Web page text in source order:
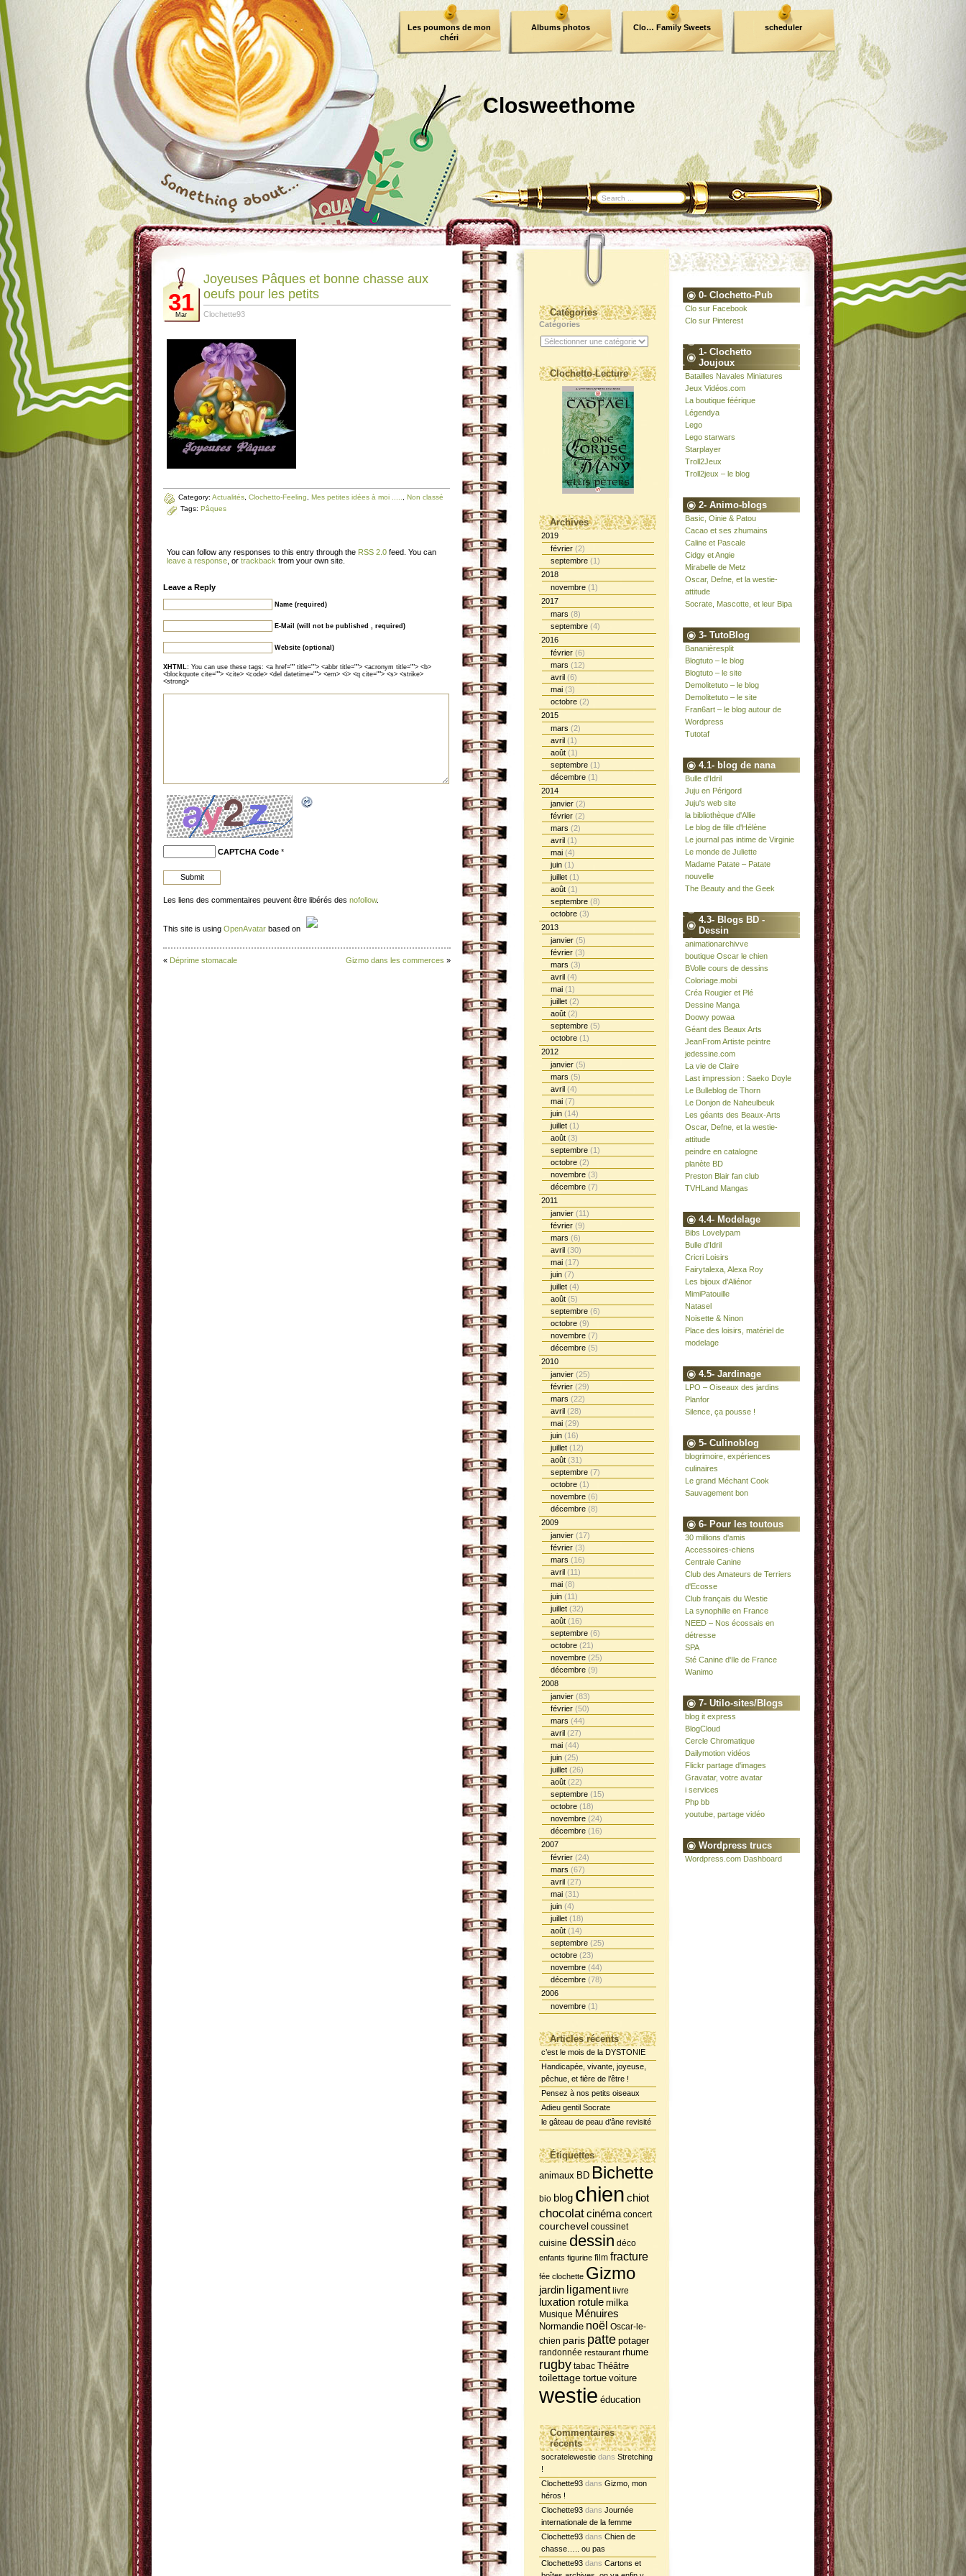
Closweethome
Les poumons de mon
chéri
Albums photos Clo… Family Sweets scheduler
Catégories
Catégories
Clochetto-Lecture
Archives
2019
février (2)
septembre (1)
2018
novembre (1)
2017
mars (8)
septembre (4)
2016
février (6)
mars (12)
avril (6)
mai (3)
octobre (2)
2015
mars (2)
avril (1)
août (1)
septembre (1)
décembre (1)
2014
janvier (2)
février (2)
mars (2)
avril (1)
mai (4)
juin (1)
juillet (1)
août (1)
septembre (8)
octobre (3)
2013
janvier (5)
février (3)
mars (3)
avril (4)
mai (1)
juillet (2)
août (2)
septembre (5)
octobre (1)
2012
janvier (5)
mars (5)
avril (4)
mai (7)
juin (14)
juillet (1)
août (3)
septembre (1)
octobre (2)
novembre (3)
décembre (7)
2011
janvier (11)
février (9)
mars (6)
avril (30)
mai (17)
juin (7)
juillet (4)
août (5)
septembre (6)
octobre (9)
novembre (7)
décembre (5)
2010
janvier (25)
février (29)
mars (22)
avril (28)
mai (29)
juin (16)
juillet (12)
août (31)
septembre (7)
octobre (1)
novembre (6)
décembre (8)
2009
janvier (17)
février (3)
mars (16)
avril (11)
mai (8)
juin (11)
juillet (32)
août (16)
septembre (6)
octobre (21)
novembre (25)
décembre (9)
2008
janvier (83)
février (50)
mars (44)
avril (27)
mai (44)
juin (25)
juillet (26)
août (22)
septembre (15)
octobre (18)
novembre (24)
décembre (16)
2007
février (24)
mars (67)
avril (27)
mai (31)
juin (4)
juillet (18)
août (14)
septembre (25)
octobre (23)
novembre (44)
décembre (78)
2006
novembre (1)
Articles récents
c’est le mois de la DYSTONIE
Handicapée, vivante, joyeuse,
pêchue, et fière de l’être !
Pensez à nos petits oiseaux
Adieu gentil Socrate
le gâteau de peau d’âne revisité
Étiquettes
animaux BD Bichette
bio blog chien chiot
chocolatcinéma concert
courchevel coussinet
cuisine dessin déco
enfants figurine film fracture
fée clochette Gizmo
jardin ligament livre
luxation rotule milka
Musique Ménuires
Normandie noël Oscar-le-
chien paris patte potager
randonnée restaurant rhume
rugby tabac Théâtre
toilettage tortue voiture
westie éducation
Commentaires
récents
socratelewestie dans Stretching
!
Clochette93 dans Gizmo, mon
héros !
Clochette93 dans Journée
internationale de la femme
Clochette93 dans Chien de
chasse….. ou pas
Clochette93 dans Cartons et
0- Clochetto-Pub
Clo sur Facebook
Clo sur Pinterest
1- Clochetto
Joujoux
Batailles Navales Miniatures
Jeux Vidéos.com
La boutique féérique
Légendya
Lego
Lego starwars
Starplayer
Troll2Jeux
Troll2jeux – le blog
2- Animo-blogs
Basic, Oinie & Patou
Cacao et ses zhumains
Caline et Pascale
Cidgy et Angie
Mirabelle de Metz
Oscar, Defne, et la westie-
attitude
Socrate, Mascotte, et leur Bipa
3- TutoBlog
Bananièresplit
Blogtuto – le blog
Blogtuto – le site
Demolitetuto – le blog
Demolitetuto – le site
Fran6art – le blog autour de
Wordpress
Tutotaf
4.1- blog de nana
Bulle d'Idril
Juju en Périgord
Juju's web site
la bibliothèque d'Allie
Le blog de fille d'Hélène
Le journal pas intime de Virginie
Le monde de Juliette
Madame Patate – Patate
nouvelle
The Beauty and the Geek
4.3- Blogs BD -
Dessin
animationarchivve
boutique Oscar le chien
BVolle cours de dessins
Coloriage.mobi
Créa Rougier et Plé
Dessine Manga
Doowy powaa
Géant des Beaux Arts
JeanFrom Artiste peintre
jedessine.com
La vie de Claire
Last impression : Saeko Doyle
Le Bulleblog de Thorn
Le Donjon de Naheulbeuk
Les géants des Beaux-Arts
Oscar, Defne, et la westie-
attitude
peindre en catalogne
planète BD
Preston Blair fan club
TVHLand Mangas
4.4- Modelage
Bibs Lovelypam
Bulle d'Idril
Cricri Loisirs
Fairytalexa, Alexa Roy
Les bijoux d'Aliénor
MimiPatouille
Natasel
Noisette & Ninon
Place des loisirs, matériel de
modelage
4.5- Jardinage
LPO – Oiseaux des jardins
Planfor
Silence, ça pousse !
5- Culinoblog
blogrimoire, expériences
culinaires
Le grand Méchant Cook
Sauvagement bon
6- Pour les toutous
30 millions d'amis
Accessoires-chiens
Centrale Canine
Club des Amateurs de Terriers
d'Ecosse
Club français du Westie
La synophilie en France
NEED – Nos écossais en
détresse
SPA
Sté Canine d'Ile de France
Wanimo
7- Utilo-sites/Blogs
blog it express
BlogCloud
Cercle Chromatique
Dailymotion vidéos
Flickr partage d'images
Gravatar, votre avatar
i services
Php bb
youtube, partage vidéo
Wordpress trucs
Wordpress.com Dashboard
31
Mar
Joyeuses Pâques et bonne chasse aux
oeufs pour les petits
Clochette93
Category: Actualités Clochetto-Feeling Mes petites idées à moi .....
Non classé
Tags: Pâques
You can follow any responses to this entry through the RSS 2.0 feed. You can
leave a response , or trackback from your own site.
Leave a Reply
Name (required)
E-Mail (will not be published , required)
Website (optional)
XHTML: You can use these tags: <a href="" title=""> <abbr title=""> <acronym title=""> <b>
<blockquote cite=""> <cite> <code> <del datetime=""> <em> <i> <q cite=""> <s> <strike>
<strong>
CAPTCHA Code *
Les liens des commentaires peuvent être libérés des nofollow.
This site is using OpenAvatar based on
« Déprime stomacale Gizmo dans les commerces »